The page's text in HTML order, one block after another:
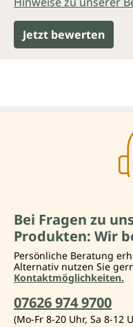
Harald Knauss ist
Natur, Medialität und
Jetzt bewerten
Bei Fragen zu
Produkten: Wir
Persönliche Beratung
Alternativ nutzen Sie
Kontaktmöglichkeiten.
07626 974 9700
(Mo-Fr 8-20 Uhr, Sa 8-12